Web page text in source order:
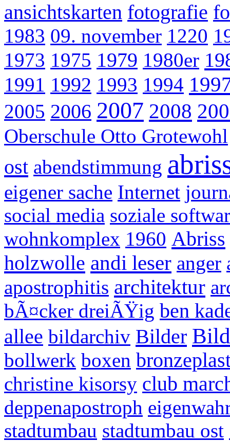
ansichtskarten fotografie
1983 09. november 1220
1973 1975 1979 1980er
1991 1992 1993 1994
2005 2006 2007 2008
Oberschule Otto Grotewohl
ost abendstimmung
eigener sache Internet
social media soziale
wohnkomplex 1960 Abriss
holzwolle andi leser anger
apostrophitis architektur
bÃ¤cker dreiÃŸig ben
allee bildarchiv Bilder
bollwerk boxen
christine kisorsy club
deppenapostroph
stadtumbau stadtumbau ost